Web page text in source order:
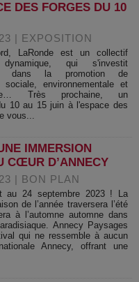
DES FORGES DU 10
| EXPOSITION
LaRonde est un collectif
dynamique, qui s'investit
dans la promotion de
sociale, environnementale et
Très prochaine, un
10 au 15 juin à l'espace des
vous...
IMMERSION
CŒUR D’ANNECY
| BON PLAN
au 24 septembre 2023 ! La
de l’année traversera l’été
à l’automne automne dans
Annecy Paysages
qui ne ressemble à aucun
Annecy, offrant une